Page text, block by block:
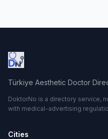
Türkiye Aesthetic Doctor
DoktorNo is a directory service,
with medical-advertising
Cities